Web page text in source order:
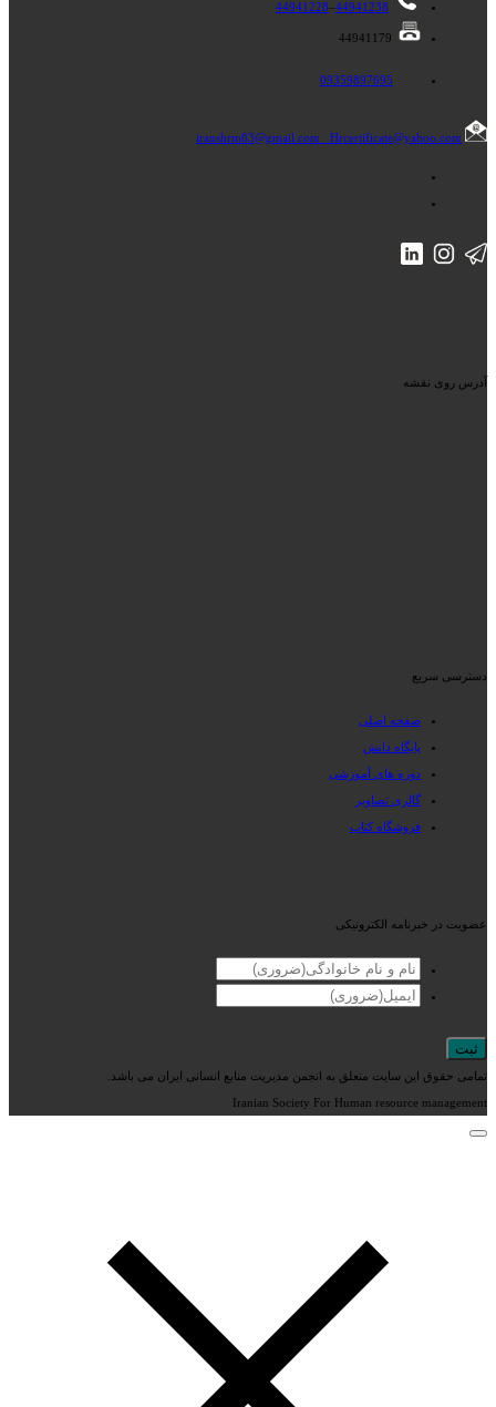
44941238
–
44941228
09359897695
iranshrm83@gmail.com Hrcertificate@yahoo.com
آدرس روی نقشه
دسترسی سریع
صفحه اصلی
پایگاه دانش
دوره های آموزشی
گالری تصاویر
فروشگاه کتاب
عضویت در خبرنامه الکترونیکی
تمامی حقوق این سایت متعلق به انجمن مدیریت منابع انسانی ایران می باشد.
Iranian Society For Human resource management